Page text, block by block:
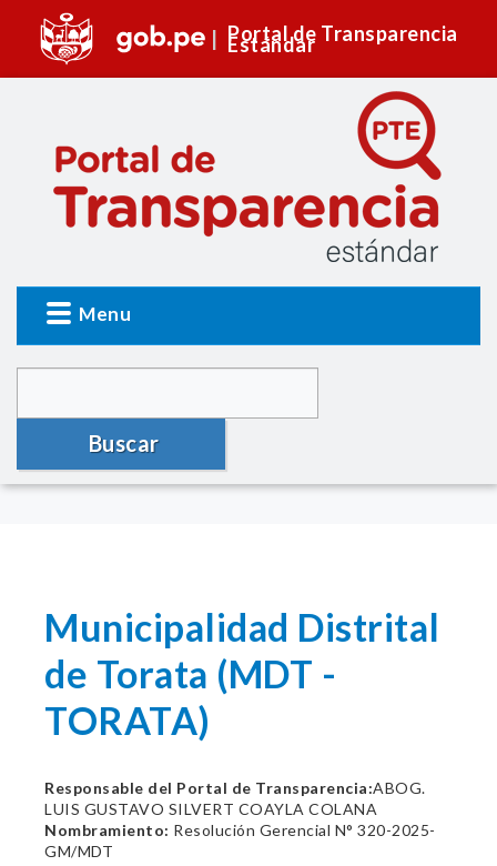
Portal de Transparencia
Estándar
Menu
Buscar
Municipalidad Distrital
de Torata (MDT -
TORATA)
Responsable del Portal de Transparencia:ABOG.
LUIS GUSTAVO SILVERT COAYLA COLANA
Nombramiento: Resolución Gerencial N° 320-2025-
GM/MDT